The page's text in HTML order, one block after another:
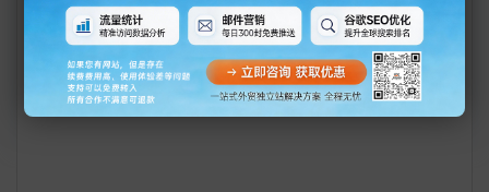
sales.oleo@palmsresources.com
www.palmsresources.com